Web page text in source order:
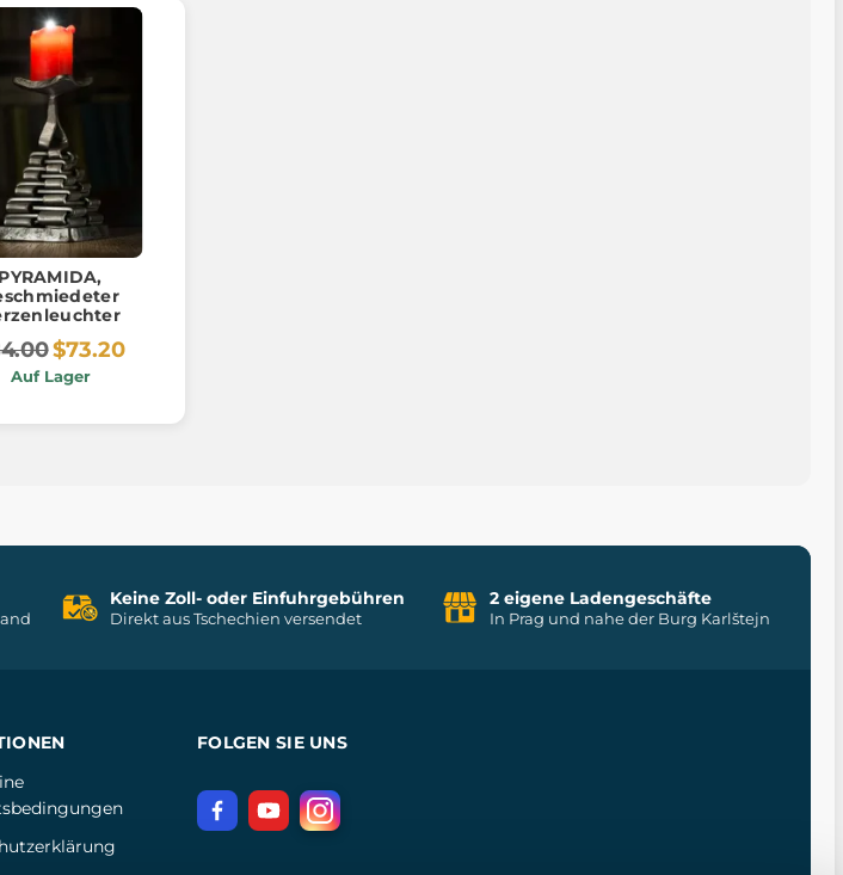
PYRAMIDA,
$73.20
Auf Lager
Keine Zoll- oder Einfuhrgebühren
Direkt aus Tschechien versendet
2 eigene Ladengeschäfte
In Prag und nahe der Burg Karlštejn
FOLGEN SIE UNS